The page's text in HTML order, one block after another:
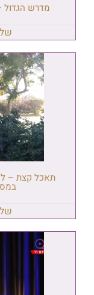
מדרש
תאכל קצת –